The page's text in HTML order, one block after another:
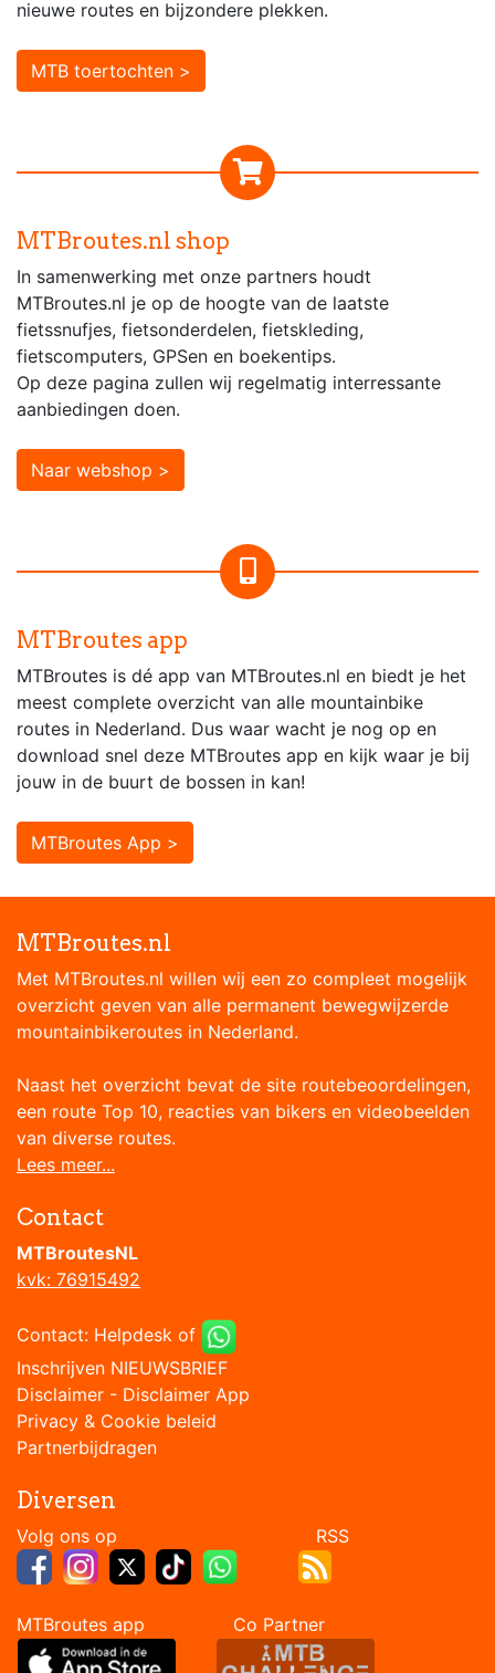
nieuwe routes en bijzondere plekken.
MTB toertochten >
MTBroutes.nl shop
In samenwerking met onze partners houdt
MTBroutes.nl je op de hoogte van de laatste
fietssnufjes, fietsonderdelen, fietskleding,
fietscomputers, GPSen en boekentips.
Op deze pagina zullen wij regelmatig interressante
aanbiedingen doen.
Naar webshop >
MTBroutes app
MTBroutes is dé app van MTBroutes.nl en biedt je het
meest complete overzicht van alle mountainbike
routes in Nederland. Dus waar wacht je nog op en
download snel deze MTBroutes app en kijk waar je bij
jouw in de buurt de bossen in kan!
MTBroutes App >
MTBroutes.nl
Met MTBroutes.nl willen wij een zo compleet mogelijk
overzicht geven van alle permanent bewegwijzerde
mountainbikeroutes in Nederland.
Naast het overzicht bevat de site routebeoordelingen,
een route Top 10, reacties van bikers en videobeelden
van diverse routes.
Lees meer...
Contact
MTBroutesNL
kvk: 76915492
Contact: Helpdesk of
Inschrijven NIEUWSBRIEF
Disclaimer - Disclaimer App
Privacy & Cookie beleid
Partnerbijdragen
Diversen
Volg ons op RSS
MTBroutes app Co Partner